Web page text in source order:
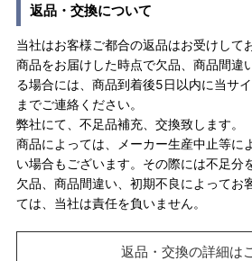
返品・交換について
当社はお客様ご都合の返品はお受けして
商品をお届けした時点で欠品、商品間違
る場合には、商品到着後5日以内に当サ
までご連絡ください。
弊社にて、不足品補充、交換致します。
商品によっては、メーカー生産中止等に
い場合もございます。その際には不足分
欠品、商品間違い、初期不良によってお
ては、当社は責任を負いません。
返品・交換の詳細は